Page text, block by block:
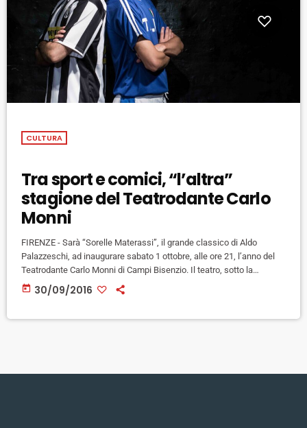
CULTURA
Tra sport e comici, “l’altra”
stagione del Teatrodante Carlo
Monni
FIRENZE - Sarà “Sorelle Materassi”, il grande classico di Aldo
Palazzeschi, ad inaugurare sabato 1 ottobre, alle ore 21, l’anno del
Teatrodante Carlo Monni di Campi Bisenzio. Il teatro, sotto la
direzione artistica di Andrea Bruno Savelli proporrà fino a aprile 2017
circa 40 spettacoli tra commedie, concerti, balletti, teatro lirico e per
today 30/09/2016